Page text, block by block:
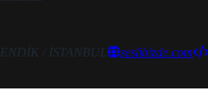
/ İSTANBUL seslibizde.com